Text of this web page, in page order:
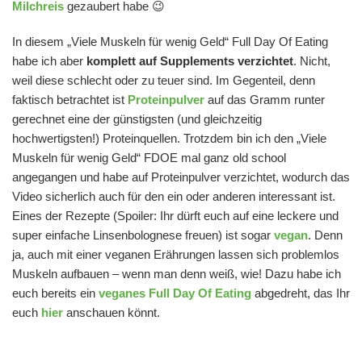
Milchreis gezaubert habe 😉
In diesem „Viele Muskeln für wenig Geld“ Full Day Of Eating
habe ich aber komplett auf Supplements verzichtet. Nicht,
weil diese schlecht oder zu teuer sind. Im Gegenteil, denn
faktisch betrachtet ist Proteinpulver auf das Gramm runter
gerechnet eine der günstigsten (und gleichzeitig
hochwertigsten!) Proteinquellen. Trotzdem bin ich den „Viele
Muskeln für wenig Geld“ FDOE mal ganz old school
angegangen und habe auf Proteinpulver verzichtet, wodurch das
Video sicherlich auch für den ein oder anderen interessant ist.
Eines der Rezepte (Spoiler: Ihr dürft euch auf eine leckere und
super einfache Linsenbolognese freuen) ist sogar vegan. Denn
ja, auch mit einer veganen Erährungen lassen sich problemlos
Muskeln aufbauen – wenn man denn weiß, wie! Dazu habe ich
euch bereits ein veganes Full Day Of Eating abgedreht, das Ihr
euch hier anschauen könnt.